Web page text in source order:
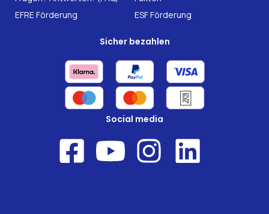
EFRE Förderung
ESF Förderung
Sicher bezahlen
Social media